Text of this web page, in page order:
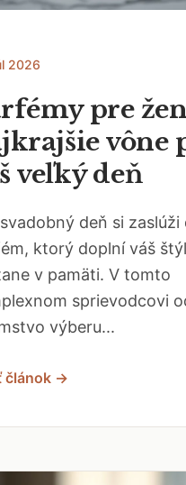
2026
pre
vône
veľký deň
deň si
ktorý doplní váš
v pamäti. V tomto
sprievodcovi
výberu...
článok →